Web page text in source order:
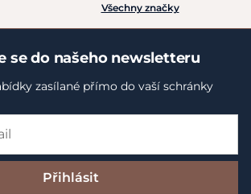
Všechny značky
se do našeho newsletteru
zasílané přímo do vaší schránky
Přihlásit